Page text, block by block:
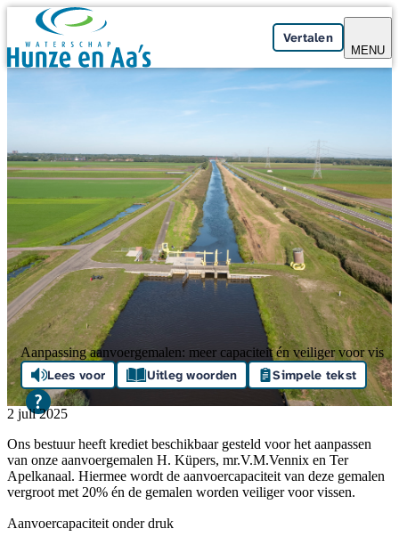
Skip navigation
Vertalen
MENU
Aanpassing aanvoergemalen: meer capaciteit én veiliger voor vis
Lees voor Uitleg woorden Simpele tekst
2 juli 2025
Ons bestuur heeft krediet beschikbaar gesteld voor het aanpassen
van onze aanvoergemalen H. Küpers, mr.V.M.Vennix en Ter
Apelkanaal. Hiermee wordt de aanvoercapaciteit van deze gemalen
vergroot met 20% én de gemalen worden veiliger voor vissen.
Aanvoercapaciteit onder druk